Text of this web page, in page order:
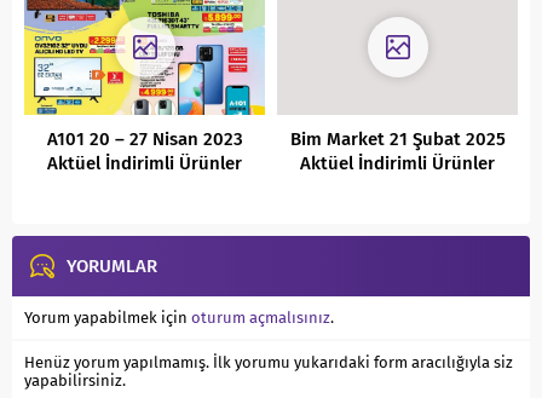
A101 20 – 27 Nisan 2023
Aktüel İndirimli Ürünler
Bim Market 21 Şubat 2025
Aktüel İndirimli Ürünler
YORUMLAR
Yorum yapabilmek için oturum açmalısınız.
Henüz yorum yapılmamış. İlk yorumu yukarıdaki form aracılığıyla siz
yapabilirsiniz.